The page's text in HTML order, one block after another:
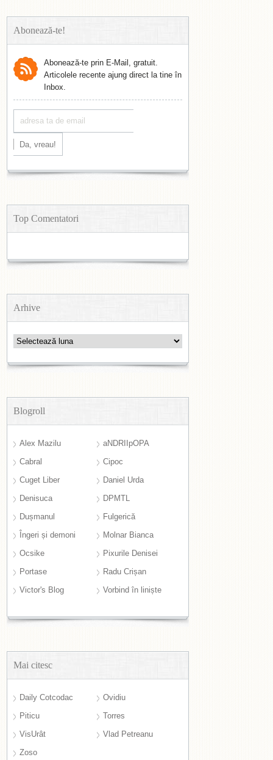
Abonează-te!
Abonează-te prin E-Mail, gratuit.
Articolele recente ajung direct la tine în
Inbox.
Top Comentatori
Arhive
Arhive
Blogroll
Alex Mazilu
aNDRIIpOPA
Cabral
Cipoc
Cuget Liber
Daniel Urda
Denisuca
DPMTL
Dușmanul
Fulgerică
Îngeri și demoni
Molnar Bianca
Ocsike
Pixurile Denisei
Portase
Radu Crișan
Victor's Blog
Vorbind în liniște
Mai citesc
Daily Cotcodac
Ovidiu
Piticu
Torres
VisUrât
Vlad Petreanu
Zoso